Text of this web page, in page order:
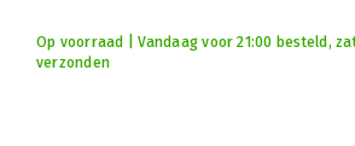
Op voorraad | Vandaag voor 21:00 besteld,
verzonden